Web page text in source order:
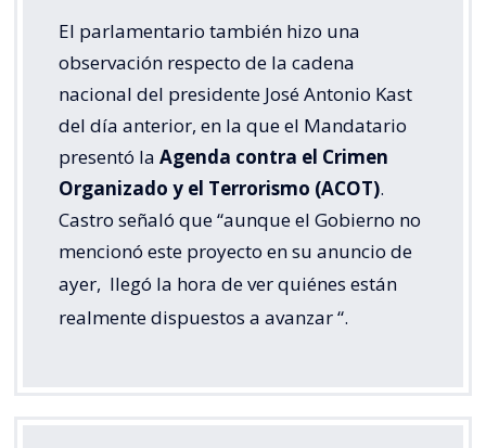
El parlamentario también hizo una
observación respecto de la cadena
nacional del presidente José Antonio Kast
del día anterior, en la que el Mandatario
presentó la Agenda contra el Crimen
Organizado y el Terrorismo (ACOT).
Castro señaló que “aunque el Gobierno no
mencionó este proyecto en su anuncio de
ayer, llegó la hora de ver quiénes están
realmente dispuestos a avanzar“.